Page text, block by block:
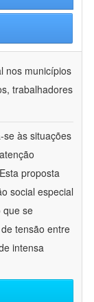
nos municípios
trabalhadores
se às situações
proposta
social especial
que se
tensão entre
intensa